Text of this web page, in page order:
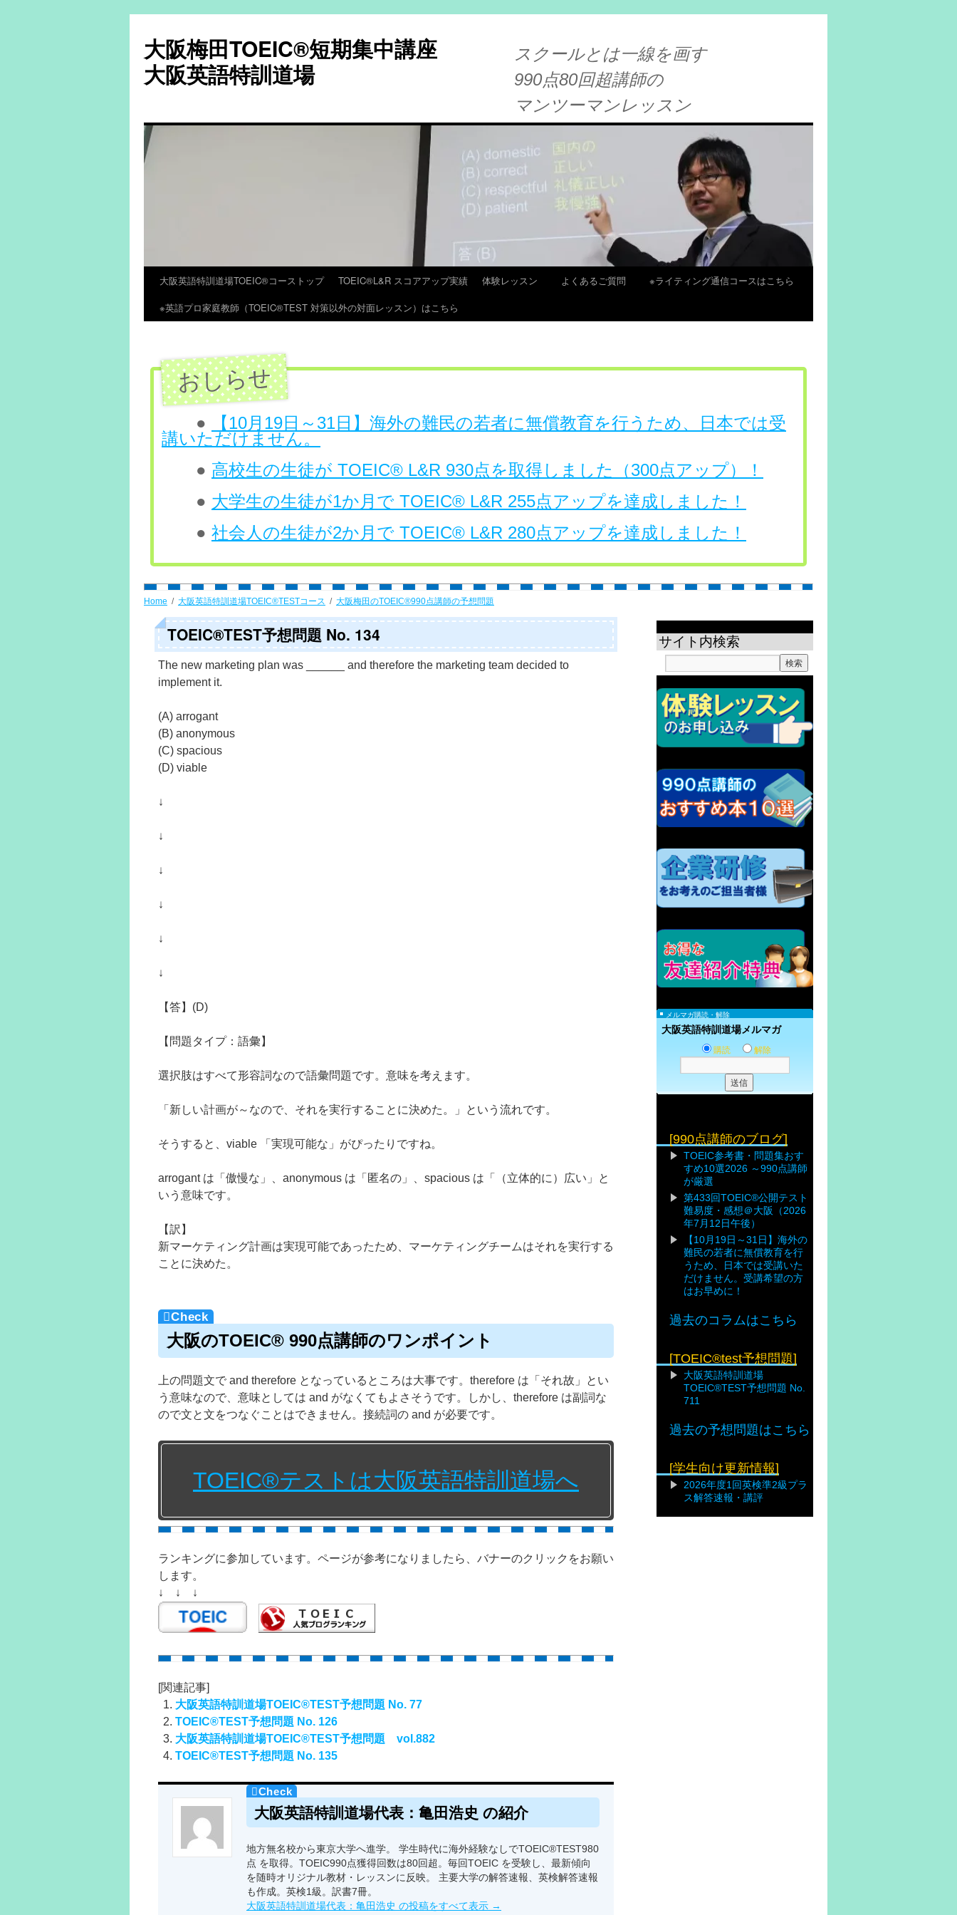
大阪梅田TOEIC®短期集中講座
大阪英語特訓道場
スクールとは一線を画す
990点80回超講師の
マンツーマンレッスン
大阪英語特訓道場TOEIC®コーストップ TOEIC®L&R スコアアップ実績 体験レッスン よくあるご質問
※ライティング通信コースはこちら
※英語プロ家庭教師（TOEIC®TEST 対策以外の対面レッスン）はこちら
●
【10月19日～31日】海外の難民の若者に無償教育を行うため、日本では受
講いただけません。
● 高校生の生徒が TOEIC® L&R 930点を取得しました（300点アップ）！
● 大学生の生徒が1か月で TOEIC® L&R 255点アップを達成しました！
● 社会人の生徒が2か月で TOEIC® L&R 280点アップを達成しました！
Home 大阪英語特訓道場TOEIC®TESTコース 大阪梅田のTOEIC®990点講師の予想問題
TOEIC®TEST予想問題 No. 134
The new marketing plan was ______ and therefore the marketing team decided to
implement it.
(A) arrogant
(B) anonymous
(C) spacious
(D) viable
↓
↓
↓
↓
↓
↓
【答】(D)
【問題タイプ：語彙】
選択肢はすべて形容詞なので語彙問題です。意味を考えます。
「新しい計画が～なので、それを実行することに決めた。」という流れです。
そうすると、viable 「実現可能な」がぴったりですね。
arrogant は「傲慢な」、anonymous は「匿名の」、spacious は「（立体的に）広い」と
いう意味です。
【訳】
新マーケティング計画は実現可能であったため、マーケティングチームはそれを実行する
ことに決めた。
大阪のTOEIC® 990点講師のワンポイント
上の問題文で and therefore となっているところは大事です。therefore は「それ故」とい
う意味なので、意味としては and がなくてもよさそうです。しかし、therefore は副詞な
ので文と文をつなぐことはできません。接続詞の and が必要です。
TOEIC®テストは大阪英語特訓道場へ
ランキングに参加しています。ページが参考になりましたら、バナーのクリックをお願い
します。
↓ ↓ ↓
[関連記事]
大阪英語特訓道場TOEIC®TEST予想問題 No. 77
TOEIC®TEST予想問題 No. 126
大阪英語特訓道場TOEIC®TEST予想問題 vol.882
TOEIC®TEST予想問題 No. 135
大阪英語特訓道場代表：亀田浩史 の紹介
地方無名校から東京大学へ進学。 学生時代に海外経験なしでTOEIC®TEST980
点 を取得。TOEIC990点獲得回数は80回超。毎回TOEIC を受験し、最新傾向
を随時オリジナル教材・レッスンに反映。 主要大学の解答速報、英検解答速報
も作成。英検1級。訳書7冊。
大阪英語特訓道場代表：亀田浩史 の投稿をすべて表示 →
サイト内検索
メルマガ購読・解除
大阪英語特訓道場メルマガ
購読 解除
[990点講師のブログ]
TOEIC参考書・問題集おす
すめ10選2026 ～990点講師
が厳選
第433回TOEIC®公開テスト
難易度・感想＠大阪（2026
年7月12日午後）
【10月19日～31日】海外の
難民の若者に無償教育を行
うため、日本では受講いた
だけません。受講希望の方
はお早めに！
過去のコラムはこちら
[TOEIC®test予想問題]
大阪英語特訓道場
TOEIC®TEST予想問題 No.
711
過去の予想問題はこちら
[学生向け更新情報]
2026年度1回英検準2級プラ
ス解答速報・講評